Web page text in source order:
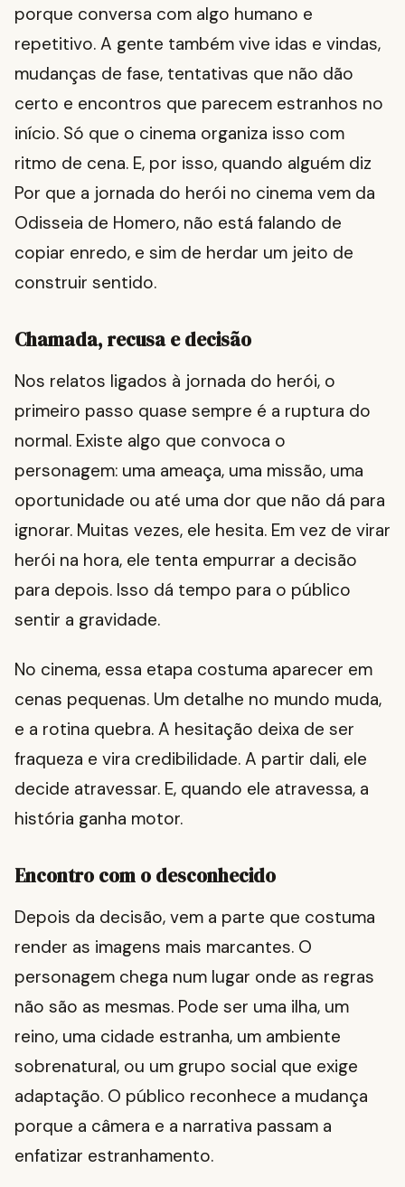
porque conversa com algo humano e
repetitivo. A gente também vive idas e vindas,
mudanças de fase, tentativas que não dão
certo e encontros que parecem estranhos no
início. Só que o cinema organiza isso com
ritmo de cena. E, por isso, quando alguém diz
Por que a jornada do herói no cinema vem da
Odisseia de Homero, não está falando de
copiar enredo, e sim de herdar um jeito de
construir sentido.
Chamada, recusa e decisão
Nos relatos ligados à jornada do herói, o
primeiro passo quase sempre é a ruptura do
normal. Existe algo que convoca o
personagem: uma ameaça, uma missão, uma
oportunidade ou até uma dor que não dá para
ignorar. Muitas vezes, ele hesita. Em vez de virar
herói na hora, ele tenta empurrar a decisão
para depois. Isso dá tempo para o público
sentir a gravidade.
No cinema, essa etapa costuma aparecer em
cenas pequenas. Um detalhe no mundo muda,
e a rotina quebra. A hesitação deixa de ser
fraqueza e vira credibilidade. A partir dali, ele
decide atravessar. E, quando ele atravessa, a
história ganha motor.
Encontro com o desconhecido
Depois da decisão, vem a parte que costuma
render as imagens mais marcantes. O
personagem chega num lugar onde as regras
não são as mesmas. Pode ser uma ilha, um
reino, uma cidade estranha, um ambiente
sobrenatural, ou um grupo social que exige
adaptação. O público reconhece a mudança
porque a câmera e a narrativa passam a
enfatizar estranhamento.